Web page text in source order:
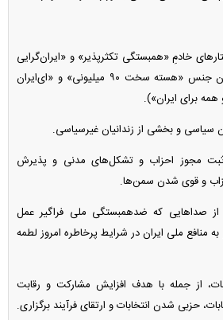
خادمِ «همبستگی تکثرپذیر» و «ایران‌گرایی
سازگار با مسلمانی» (از همان جنس «هسته سخت ۹۰ میلیونی» و «ای‌ایران
برای ایران»).
سیاسی و بخشی از زندانیان غیرسیاسی.
مجوز احزاب و تشکل‌های مدنی و پذیرش
و قوی شدن سمن‌ها.
از صدا‌هایی که ضدهمبستگی ملی فراگیر عمل
منافع ملی ایران در شرایط پرخاطره امروز لطمه
از جمله با هدف افزایش مشارکت و رقابت
حزبی شدن انتخابات و ارتقای فرآیند برگزاری.